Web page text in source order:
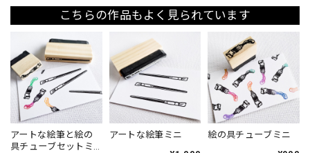
こちらの作品もよく見られています
アートな絵筆と絵の
具チューブセットミ
アートな絵筆ミニ
絵の具チューブミニ